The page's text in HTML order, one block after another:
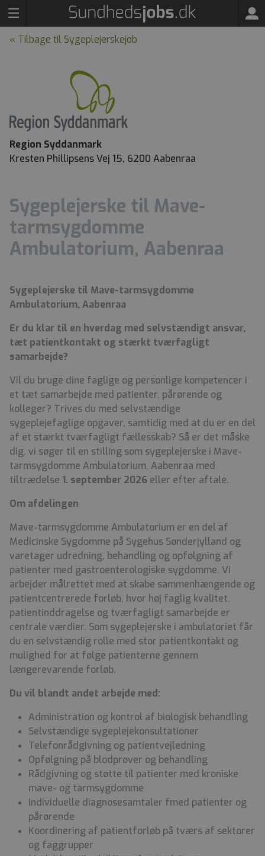
« Tilbage til Sygeplejerskejob
Region Syddanmark
Kresten Phillipsens Vej 15, 6200 Aabenraa
Sygeplejerske til Mave-
tarmsygdomme
Ambulatorium, Aabenraa
Sygeplejerske til Mave-tarmsygdomme
Ambulatorium, Aabenraa
Er du klar til en hverdag med selvstændigt ansvar,
tæt patientkontakt og stærkt tværfagligt
samarbejde?
Vil du bruge dine faglige og personlige kompetencer i
et tæt samarbejde med patienter, pårørende og
kolleger? Trives du med selvstændige
sygeplejefaglige opgaver, samtidig med at du er en del
af et stærkt tværfagligt fællesskab? Så er det måske
dig, vi søger til en stilling som sygeplejerske i Mave-
tarmsygdomme Ambulatorium, Aabenraa med
tiltrædelse 1. september 2026 eller efter aftale.
Om afdelingen
Mave-tarmsygdomme Ambulatorium er en del af
Medicinske Sygdomme på Sygehus Sønderjylland og
varetager udredning, behandling og opfølgning af
patienter med gastroenterologiske sygdomme. Vi
arbejder målrettet med at skabe sammenhængende og
patientcentrerede forløb, hvor høj faglig kvalitet,
patientinddragelse og tværfagligt samarbejde er
centrale værdier. Som sygeplejerske i ambulatoriet får
du en selvstændig rolle med stor patientkontakt og
mulighed for at følge patienterne gennem
længerevarende forløb.
Du vil blandt andet arbejde med:
Administration og kontrol af biologisk behandling
Selvstændige sygeplejekonsultationer
Telefonrådgivning og patientvejledning
Opfølgning på blodprøver og behandling
Rådgivning og støtte til patienter med kroniske
mave- og tarmsygdomme
Individuelle diagnosesamtaler fmed patienter og
pårørende
Koordinering af patientforløb på tværs af sektorer
og faggrupper